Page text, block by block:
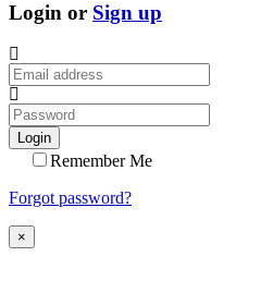
Login or Sign up
Login
Remember Me
Forgot password?
×